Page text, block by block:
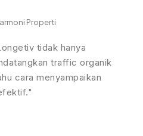
Properti
tidak hanya
traffic organik
cara menyampaikan